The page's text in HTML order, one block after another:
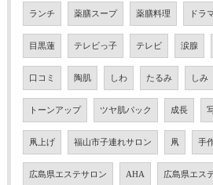
ランチ 薬膳スープ 薬膳料理 ドラ
目黒蓮 テレビっ子 テレビ 涙腺
口コミ 陶肌 しわ たるみ しみ
トーンアップ ツヤ肌パック 成長
凧上げ 福山市子連れサロン 凧 手
広島県エステサロン AHA 広島県エス